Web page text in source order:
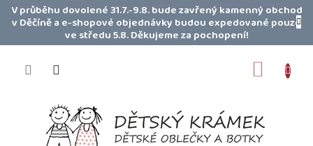
PřejítV průběhu dovolené 31.7.-9.8. bude zavřený kamenný obchod
v Děčíně a e-shopové objednávky budou expedované pouze
ve středu 5.8. Děkujeme za pochopení!